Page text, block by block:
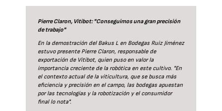
Pierre Claron, Vitibot: "Conseguimos una gran precisión
de trabajo"
En la demostración del Bakus L en Bodegas Ruiz Jiménez
estuvo presente Pierre Claron, responsable de
exportación de Vitibot, quien puso en valor la
importancia creciente de la robótica en este cultivo. "En
el contexto actual de la viticultura, que se busca más
eficiencia y precisión en el campo, las bodegas apuestan
por las tecnologías y la robotización y el consumidor
final lo nota".